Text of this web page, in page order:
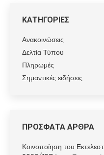
ΚΑΤΗΓΟΡΙΕΣ
Ανακοινώσεις
Δελτία Τύπου
Πληρωμές
Σημαντικές ειδήσεις
ΠΡΟΣΦΑΤΑ ΑΡΘΡΑ
Κοινοποίηση του